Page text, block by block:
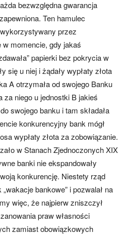
bezwzględna gwarancja
Ten hamulec
przez
momencie, gdy jakaś
papierki bez pokrycia w
się u niej i żądały wypłaty złota
A otrzymała od swojego Banku
za niego u jednostki B jakieś
swojego banku i tam składała
konkurencyjny bank mógł
wypłaty złota za zobowiązanie.
w Stanach Zjednoczonych XIX
banki nie ekspandowały
konkurencję. Niestety rząd
bankowe” i pozwalał na
więc, że najpierw zniszczył
praw własności
zamiast obowiązkowych